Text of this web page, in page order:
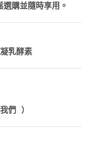
購並隨時享用。
乳酵素
們 ）